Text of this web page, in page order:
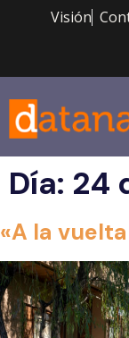
Visión
Día: 24
«A la